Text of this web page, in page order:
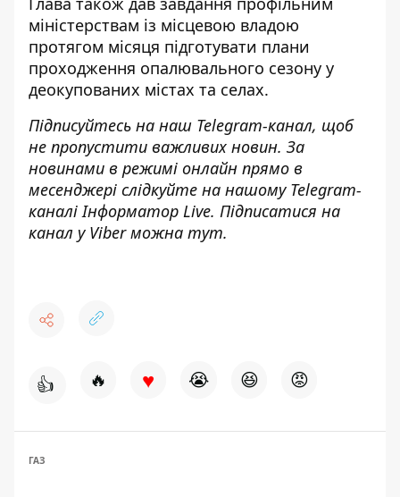
міністерствам із місцевою владою
протягом місяця підготувати плани
проходження опалювального сезону у
деокупованих містах та селах.
Підписуйтесь на наш Telegram-канал, щоб
не пропустити важливих новин. За
новинами в режимі онлайн прямо в
месенджері слідкуйте на нашому Telegram-
каналіІнформатор Live. Підписатися на
канал у Viber можна тут.
👍 🔥 ♥ 😭 😆 😡
ГАЗ